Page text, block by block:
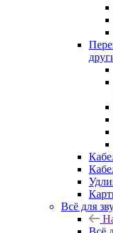
Всё для